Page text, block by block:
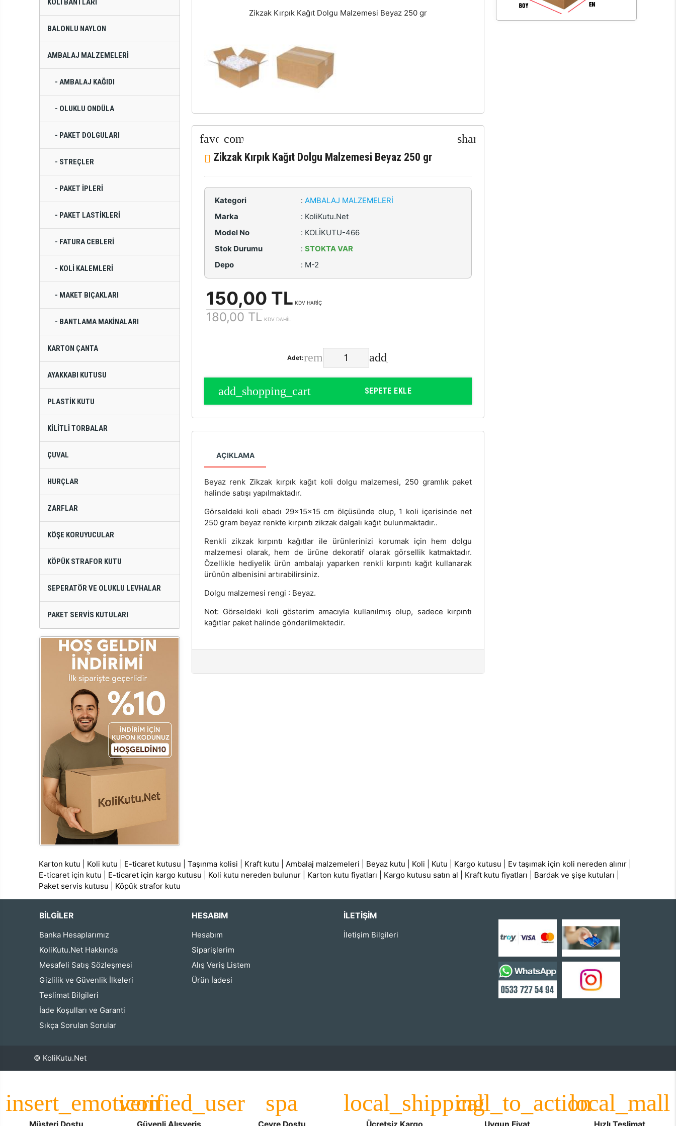
KOLI BANTLARI
BALONLU NAYLON
AMBALAJ MALZEMELERI
- AMBALAJ KAĞIDI
- OLUKLU ONDÜLA
- PAKET DOLGULARI
- STREÇLER
- PAKET İPLERI
- PAKET LASTIKLERI
- FATURA CEBLERI
- KOLI KALEMLERI
- MAKET BIÇAKLARI
- BANTLAMA MAKINALARI
KARTON ÇANTA
AYAKKABI KUTUSU
PLASTIK KUTU
KILITLI TORBALAR
ÇUVAL
HURÇLAR
ZARFLAR
KÖŞE KORUYUCULAR
KÖPÜK STRAFOR KUTU
SEPERATÖR VE OLUKLU LEVHALAR
PAKET SERVIS KUTULARI
Zikzak Kırpık Kağıt Dolgu Malzemesi Beyaz 250 gr
Zikzak Kırpık Kağıt Dolgu Malzemesi Beyaz 250 gr
Kategori : AMBALAJ MALZEMELERI
Marka
: KoliKutu.Net
Model No
: KOLİKUTU-466
Stok Durumu
: STOKTA VAR
Depo
: M-2
150,00 TL KDV HARİÇ
180,00 TL KDV DAHİL
Adet:
SEPETE EKLE
AÇIKLAMA
Beyaz renk Zikzak kırpık kağıt koli dolgu malzemesi, 250 gramlık paket
halinde satışı yapılmaktadır.
Görseldeki koli ebadı 29x15x15 cm ölçüsünde olup, 1 koli içerisinde net
250 gram beyaz renkte kırpıntı zikzak dalgalı kağıt bulunmaktadır..
Renkli zikzak kırpıntı kağıtlar ile ürünlerinizi korumak için hem dolgu
malzemesi olarak, hem de ürüne dekoratif olarak görsellik katmaktadır.
Özellikle hediyelik ürün ambalajı yaparken renkli kırpıntı kağıt kullanarak
ürünün albenisini artırabilirsiniz.
Dolgu malzemesi rengi : Beyaz.
Not: Görseldeki koli gösterim amacıyla kullanılmış olup, sadece kırpıntı
kağıtlar paket halinde gönderilmektedir.
Karton kutu Koli kutu E-ticaret kutusu |Taşınma kolisi Kraft kutu |Ambalaj malzemeleri Beyaz kutu Koli Kutu Kargo kutusu Ev taşımak için koli nereden alınır
E-ticaret için kutu
E-ticaret için kargo kutusu Koli kutu nereden bulunur Karton kutu fiyatları Kargo kutusu satın al Kraft kutu fiyatları Bardak ve şişe kutuları
Paket servis kutusu
Köpük strafor kutu
BİLGİLER
Banka Hesaplarımız
KoliKutu.Net Hakkında
Mesafeli Satış Sözleşmesi
Gizlilik ve Güvenlik İlkeleri
Teslimat Bilgileri
İade Koşulları ve Garanti
Sıkça Sorulan Sorular
HESABIM
Hesabım
Siparişlerim
Alış Veriş Listem
Ürün İadesi
İLETIŞIM
İletişim Bilgileri
© KoliKutu.Net